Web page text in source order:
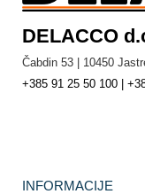
DELACCO
Čabdin 53 | 10450
+385 91 25 50 100 |
INFORMACIJE